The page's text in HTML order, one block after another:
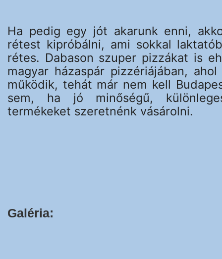
Ha pedig egy jót akarunk enni,
rétest kipróbálni, ami sokkal
rétes. Dabason szuper pizzákat is
magyar házaspár pizzériájában,
működik, tehát már nem kell
sem, ha jó minőségű,
termékeket szeretnénk vásárolni.
Galéria: